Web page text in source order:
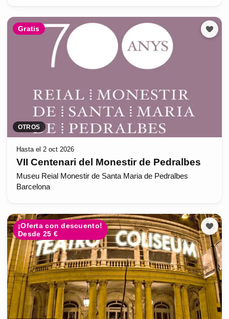
Gratis
OTROS
Hasta el 2 oct 2026
VII Centenari del Monestir de Pedralbes
Museu Reial Monestir de Santa Maria de Pedralbes
Barcelona
¡Oferta con descuento!
Desde 25 €